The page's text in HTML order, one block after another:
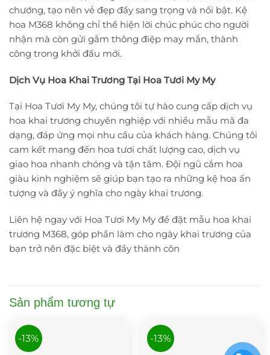
chướng, tạo nên vẻ đẹp đầy sang trọng và nổi bật. Kệ
hoa M368 không chỉ thể hiện lời chúc phúc cho người
nhận mà còn gửi gắm thông điệp may mắn, thành
công trong khởi đầu mới.
Dịch Vụ Hoa Khai Trương Tại Hoa Tươi My My
Tại Hoa Tươi My My, chúng tôi tự hào cung cấp dịch vụ
hoa khai trương chuyên nghiệp với nhiều mẫu mã đa
dạng, đáp ứng mọi nhu cầu của khách hàng. Chúng tôi
cam kết mang đến hoa tươi chất lượng cao, dịch vụ
giao hoa nhanh chóng và tận tâm. Đội ngũ cắm hoa
giàu kinh nghiệm sẽ giúp bạn tạo ra những kệ hoa ấn
tượng và đầy ý nghĩa cho ngày khai trương.
Liên hệ ngay với Hoa Tươi My My để đặt mẫu hoa khai
trương M368, góp phần làm cho ngày khai trương của
bạn trở nên đặc biệt và đầy thành côn
Sản phẩm tương tự
-13% -13%